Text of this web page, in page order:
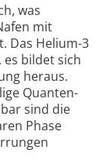
was
mit
Das Helium-3
bildet sich
heraus.
Quanten­
sind die
Phase